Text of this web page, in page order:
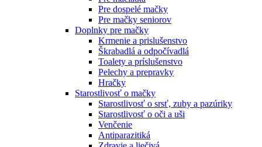
Pre dospelé mačky
Pre mačky seniorov
Doplnky pre mačky
Krmenie a prislušenstvo
Škrabadlá a odpočívadlá
Toalety а príslušenstvo
Pelechy a prepravky
Hračky
Starostlivosť o mačky
Starostlivosť o srsť, zuby a pazúriky
Starostlivosť o oči a uši
Venčenie
Antiparazitiká